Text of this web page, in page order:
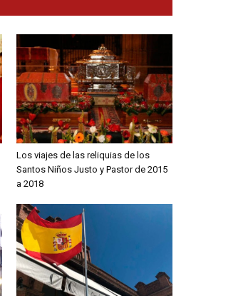
Los viajes de las reliquias de los
Santos Niños Justo y Pastor de 2015
a 2018